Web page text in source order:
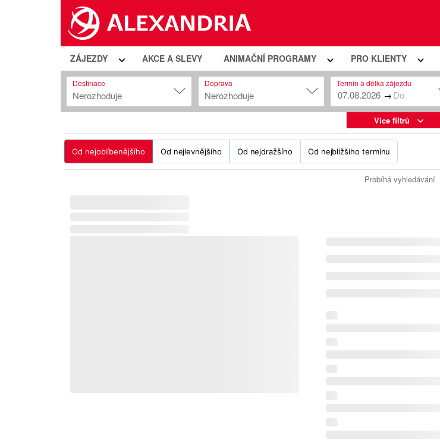
ZÁJEZDY AKCE A SLEVY ANIMAČNÍ PROGRAMY PRO KLIENTY
Destinace
Nerozhoduje
Doprava
Nerozhoduje
Termín a délka zájezdu
→
Více filtrů
Od nejoblíbenějšího Od nejlevnějšího Od nejdražšího Od nejbližšího termínu
Probíhá vyhledávání